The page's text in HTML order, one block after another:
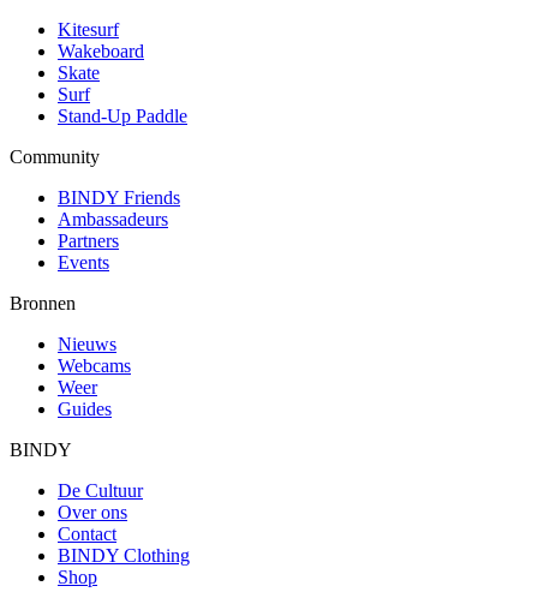
Kitesurf
Wakeboard
Skate
Surf
Stand-Up Paddle
Community
BINDY Friends
Ambassadeurs
Partners
Events
Bronnen
Nieuws
Webcams
Weer
Guides
BINDY
De Cultuur
Over ons
Contact
BINDY Clothing
Shop